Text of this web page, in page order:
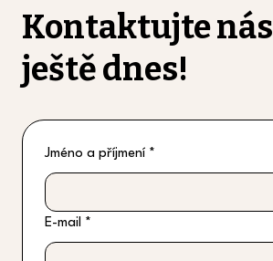
Jméno a příjmení *
E-mail *
Kontaktujte nás
ještě dnes!